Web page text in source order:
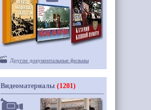
Другие документальные фильмы
Видеоматериалы (1201)